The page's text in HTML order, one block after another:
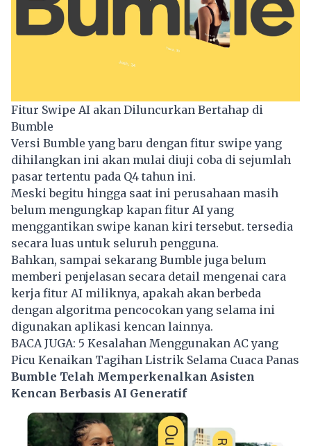
Fitur Swipe AI akan Diluncurkan Bertahap di
Bumble
Versi Bumble yang baru dengan fitur swipe yang
dihilangkan ini akan mulai diuji coba di sejumlah
pasar tertentu pada Q4 tahun ini.
Meski begitu hingga saat ini perusahaan masih
belum mengungkap kapan fitur AI yang
menggantikan swipe kanan kiri tersebut. tersedia
secara luas untuk seluruh pengguna.
Bahkan, sampai sekarang Bumble juga belum
memberi penjelasan secara detail mengenai cara
kerja fitur AI miliknya, apakah akan berbeda
dengan algoritma pencocokan yang selama ini
digunakan aplikasi kencan lainnya.
BACA JUGA: 5 Kesalahan Menggunakan AC yang
Picu Kenaikan Tagihan Listrik Selama Cuaca Panas
Bumble Telah Memperkenalkan Asisten
Kencan Berbasis AI Generatif